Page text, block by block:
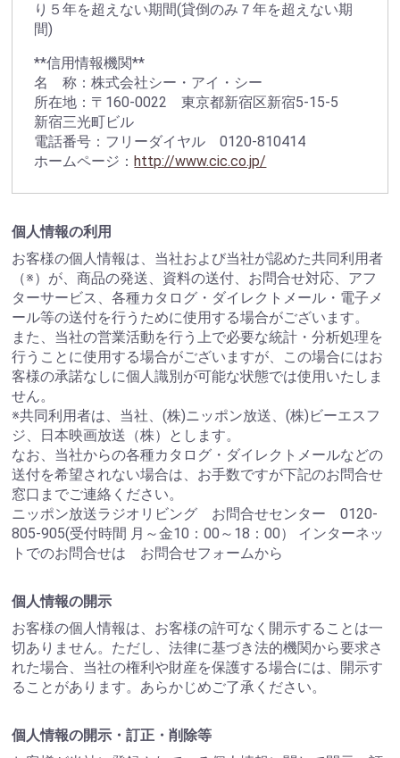
り５年を超えない期間(貸倒のみ７年を超えない期
間)
**信用情報機関**
名 称：株式会社シー・アイ・シー
所在地：〒160-0022 東京都新宿区新宿5-15-5
新宿三光町ビル
電話番号：フリーダイヤル 0120-810414
ホームページ：http://www.cic.co.jp/
個人情報の利用
お客様の個人情報は、当社および当社が認めた共同利用者
（※）が、商品の発送、資料の送付、お問合せ対応、アフ
ターサービス、各種カタログ・ダイレクトメール・電子メ
ール等の送付を行うために使用する場合がございます。
また、当社の営業活動を行う上で必要な統計・分析処理を
行うことに使用する場合がございますが、この場合にはお
客様の承諾なしに個人識別が可能な状態では使用いたしま
せん。
※共同利用者は、当社、(株)ニッポン放送、(株)ビーエスフ
ジ、日本映画放送（株）とします。
なお、当社からの各種カタログ・ダイレクトメールなどの
送付を希望されない場合は、お手数ですが下記のお問合せ
窓口までご連絡ください。
ニッポン放送ラジオリビング お問合せセンター 0120-
805-905(受付時間 月～金10：00～18：00） インターネッ
トでのお問合せは お問合せフォームから
個人情報の開示
お客様の個人情報は、お客様の許可なく開示することは一
切ありません。ただし、法律に基づき法的機関から要求さ
れた場合、当社の権利や財産を保護する場合には、開示す
ることがあります。あらかじめご了承ください。
個人情報の開示・訂正・削除等